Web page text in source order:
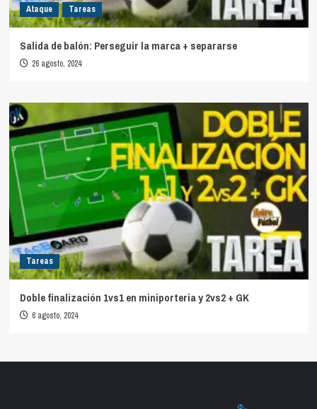
Ataque Tareas
Salida de balón: Perseguir la marca + separarse
26 agosto, 2024
Tareas
Doble finalización 1vs1 en miniporteria y 2vs2 + GK
6 agosto, 2024